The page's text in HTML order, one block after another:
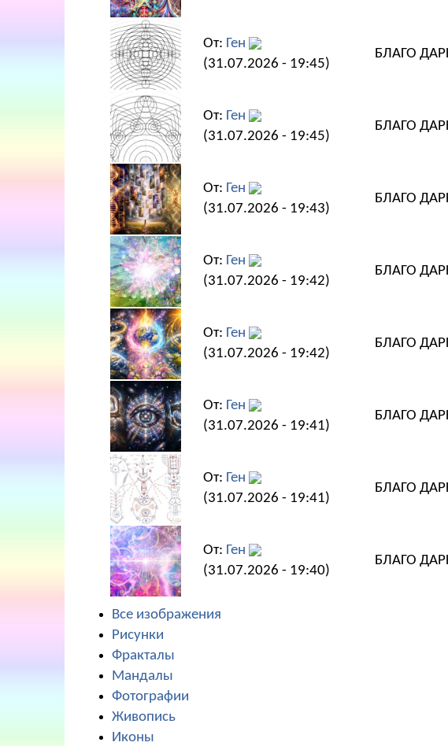
От: Ген
(31.07.2026 - 19:45)
БЛАГО
От: Ген
(31.07.2026 - 19:45)
БЛАГО
От: Ген
(31.07.2026 - 19:43)
БЛАГО
От: Ген
(31.07.2026 - 19:42)
БЛАГО
От: Ген
(31.07.2026 - 19:42)
БЛАГО
От: Ген
(31.07.2026 - 19:41)
БЛАГО
От: Ген
(31.07.2026 - 19:41)
БЛАГО
От: Ген
(31.07.2026 - 19:40)
БЛАГО
Все изображения
Рисунки
Фракталы
Мандалы
Фотографии
Живопись
Иконы